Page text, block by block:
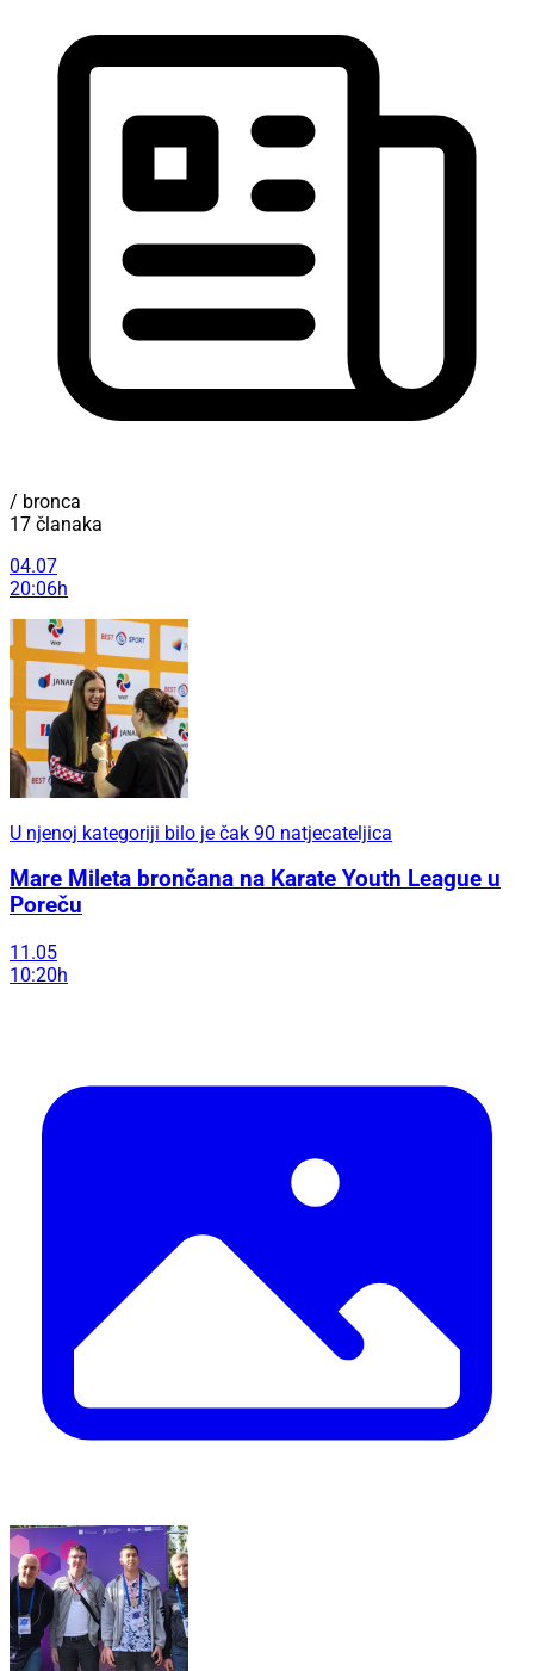
/ bronca
17 članaka
04.07
20:06h
U njenoj kategoriji bilo je čak 90 natjecateljica
Mare Mileta brončana na Karate Youth League u
Poreču
11.05
10:20h